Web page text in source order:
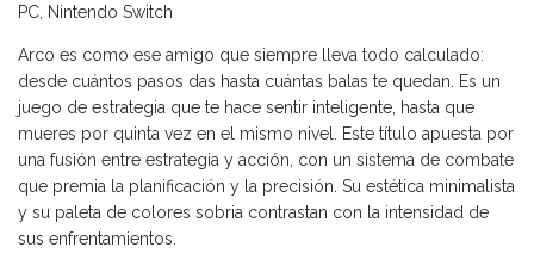
PC, Nintendo Switch
Arco es como ese amigo que siempre lleva todo calculado:
desde cuántos pasos das hasta cuántas balas te quedan. Es un
juego de estrategia que te hace sentir inteligente, hasta que
mueres por quinta vez en el mismo nivel. Este título apuesta por
una fusión entre estrategia y acción, con un sistema de combate
que premia la planificación y la precisión. Su estética minimalista
y su paleta de colores sobria contrastan con la intensidad de
sus enfrentamientos.